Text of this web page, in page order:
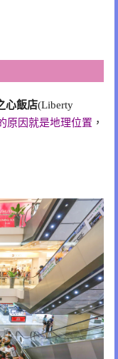
心飯店(Liberty
原因就是地理位置 ，